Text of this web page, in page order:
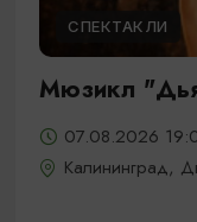
СПЕКТАКЛИ
Мюзикл
07.08.2026
Калининград,